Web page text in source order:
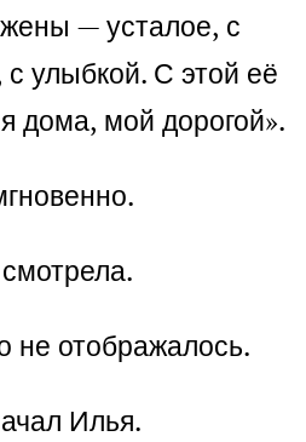
— усталое, с
улыбкой. С этой её
дома, мой дорогой».
не отображалось.
Илья.